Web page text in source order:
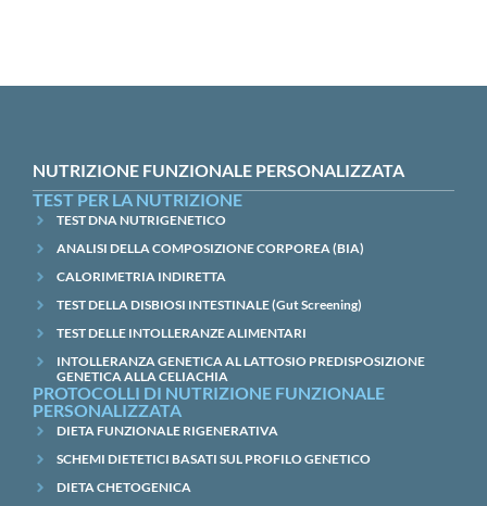
NUTRIZIONE FUNZIONALE PERSONALIZZATA
TEST PER LA NUTRIZIONE
TEST DNA NUTRIGENETICO
ANALISI DELLA COMPOSIZIONE CORPOREA (BIA)
CALORIMETRIA INDIRETTA
TEST DELLA DISBIOSI INTESTINALE (Gut Screening)
TEST DELLE INTOLLERANZE ALIMENTARI
INTOLLERANZA GENETICA AL LATTOSIO PREDISPOSIZIONE
GENETICA ALLA CELIACHIA
PROTOCOLLI DI NUTRIZIONE FUNZIONALE
PERSONALIZZATA
DIETA FUNZIONALE RIGENERATIVA
SCHEMI DIETETICI BASATI SUL PROFILO GENETICO
DIETA CHETOGENICA